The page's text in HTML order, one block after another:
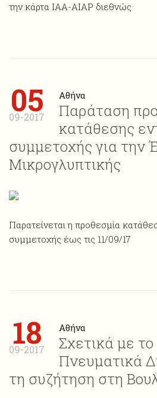
την κάρτα ΙΑΑ-AIAP διεθνώς
05
09-2017
Αθήνα
Παράταση
κατάθεσης
συμμετοχής για την
Μικρογλυπτικής
Παρατείνεται η προθεσμία
συμμετοχής έως τις 11/09/17
18
09-2017
Αθήνα
Σχετικά με το
Πνευματικά
τη συζήτηση στη